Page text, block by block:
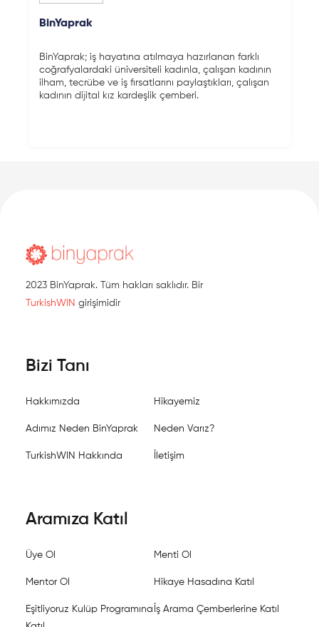
BinYaprak
BinYaprak; iş hayatına atılmaya hazırlanan farklı
coğrafyalardaki üniversiteli kadınla, çalışan kadının
ilham, tecrübe ve iş fırsatlarını paylaştıkları, çalışan
kadının dijital kız kardeşlik çemberi.
2023 BinYaprak. Tüm hakları saklıdır. Bir
TurkishWIN girişimidir
Bizi Tanı
Hakkımızda Hikayemiz
Adımız Neden BinYaprak Neden Varız?
TurkishWIN Hakkında İletişim
Aramıza Katıl
Üye Ol Menti Ol
Mentor Ol Hikaye Hasadına Katıl
Eşitliyoruz Kulüp Programına İş Arama Çemberlerine Katıl